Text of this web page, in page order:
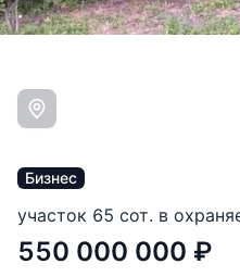
Бизнес
участок 65 сот. в
550 000 000 ₽